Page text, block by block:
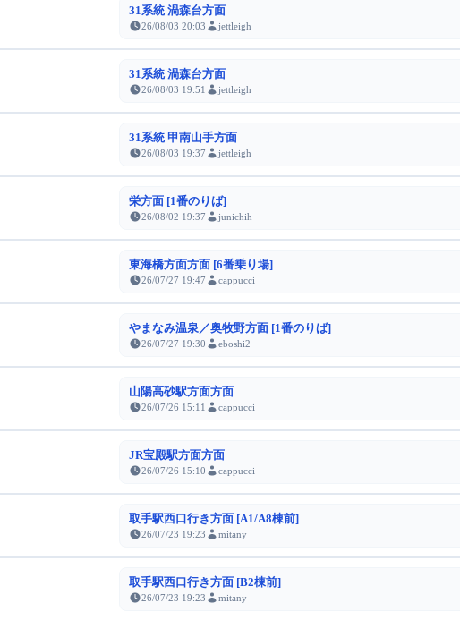
31系統 渦森台方面
26/08/03 20:03 jettleigh
31系統 渦森台方面
26/08/03 19:51 jettleigh
31系統 甲南山手方面
26/08/03 19:37 jettleigh
栄方面 [1番のりば]
26/08/02 19:37 junichih
東海橋方面方面 [6番乗り場]
26/07/27 19:47 cappucci
やまなみ温泉／奥牧野方面 [1番のりば]
26/07/27 19:30 eboshi2
山陽高砂駅方面方面
26/07/26 15:11 cappucci
JR宝殿駅方面方面
26/07/26 15:10 cappucci
取手駅西口行き方面 [A1/A8棟前]
26/07/23 19:23 mitany
取手駅西口行き方面 [B2棟前]
26/07/23 19:23 mitany